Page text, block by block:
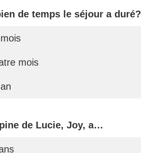
de temps le séjour a duré?
mois
de Lucie, Joy, a…